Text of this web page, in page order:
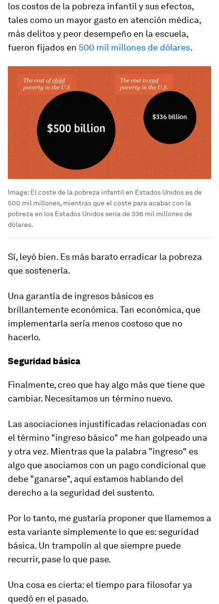
los costos de la pobreza infantil y sus efectos,
tales como un mayor gasto en atención médica,
más delitos y peor desempeño en la escuela,
fueron fijados en 500 mil millones de dólares.
Image: El coste de la pobreza infantil en Estados Unidos es de
500 mil millones, mientras que el coste para acabar con la
pobreza en los Estados Unidos sería de 336 mil millones de
dólares.
Sí, leyó bien. Es más barato erradicar la pobreza
que sostenerla.
Una garantía de ingresos básicos es
brillantemente económica. Tan económica, que
implementarla sería menos costoso que no
hacerlo.
Seguridad básica
Finalmente, creo que hay algo más que tiene que
cambiar. Necesitamos un término nuevo.
Las asociaciones injustificadas relacionadas con
el término "ingreso básico" me han golpeado una
y otra vez. Mientras que la palabra "ingreso" es
algo que asociamos con un pago condicional que
debe "ganarse", aquí estamos hablando del
derecho a la seguridad del sustento.
Por lo tanto, me gustaría proponer que llamemos a
esta variante simplemente lo que es: seguridad
básica. Un trampolín al que siempre puede
recurrir, pase lo que pase.
Una cosa es cierta: el tiempo para filosofar ya
quedó en el pasado.